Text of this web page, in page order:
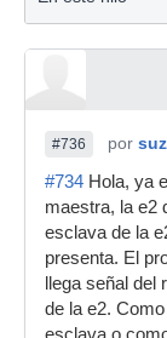
#736 por
#734 Hola, ya
maestra, la e2
esclava de la
presenta. El
llega señal
de la e2.